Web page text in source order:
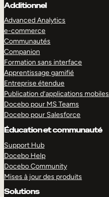
Additionnel
Advanced Analytics
e-commerce
Communautés
Companion
Formation sans interface
Apprentissage gamifié
Entreprise étendue
Publication d’applications mobiles
Docebo pour MS Teams
Docebo pour Salesforce
Éducation et communauté
Support Hub
Docebo Help
Docebo Community
Mises à jour des produits
Solutions